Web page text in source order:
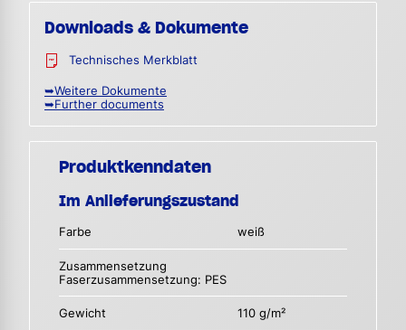
Downloads & Dokumente
Technisches Merkblatt
➥Weitere Dokumente
➥Further documents
Produktkenndaten
Im Anlieferungszustand
Farbe weiß
Zusammensetzung
Faserzusammensetzung: PES
Gewicht 110 g/m²